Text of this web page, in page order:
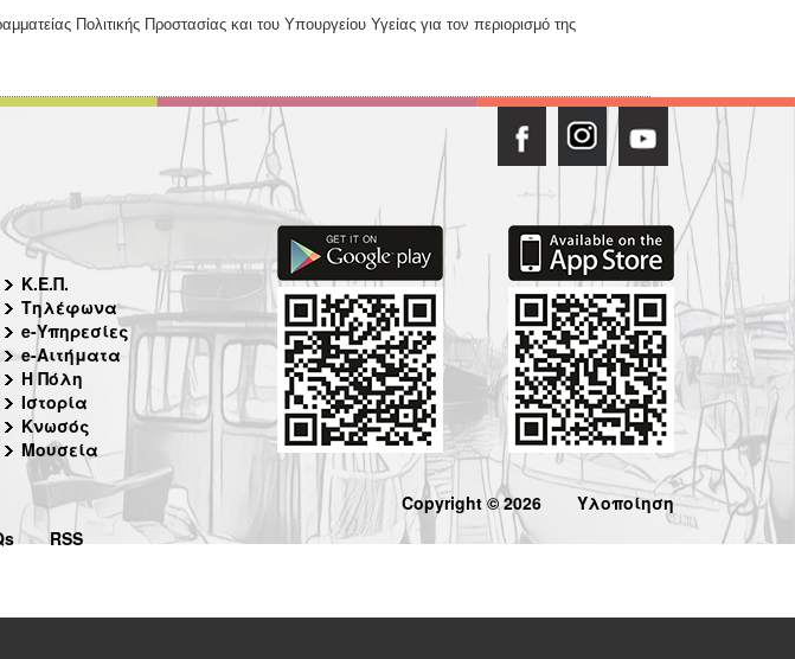
Πολιτικής Προστασίας και του Υπουργείου Υγείας για τον περιορισμό της
Κ.Ε.Π.
Τηλέφωνα
e-Υπηρεσίες
e-Αιτήματα
Η Πόλη
Ιστορία
Κνωσός
Μουσεία
RSS
Copyright © 2026 Υλοποίηση